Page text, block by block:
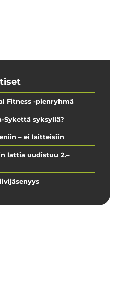
Fitness -pienryhmä
Sykettä syksyllä?
– ei laitteisiin
lattia uudistuu 2.–